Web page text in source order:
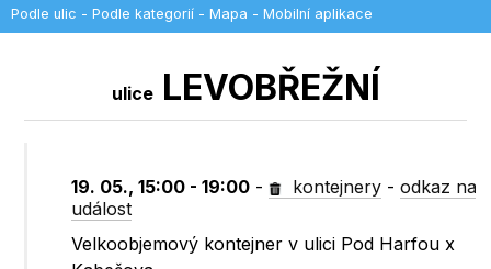
Podle ulic - Podle kategorií - Mapa - Mobilní aplikace
uliceLEVOBŘEŽNÍ
19. 05., 15:00 - 19:00 - kontejnery -odkaz na
událost
Velkoobjemový kontejner v ulici Pod Harfou x